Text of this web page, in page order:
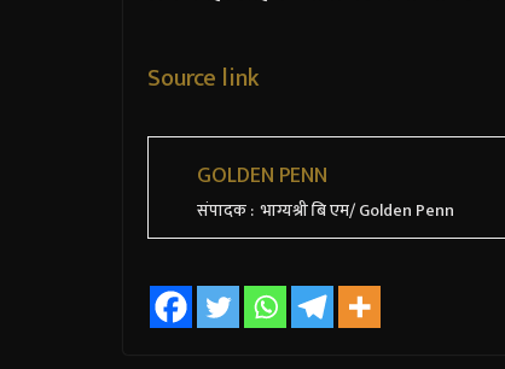
Source link
GOLDEN PENN
संपादक : भाग्यश्री बि एम/ Golden Penn